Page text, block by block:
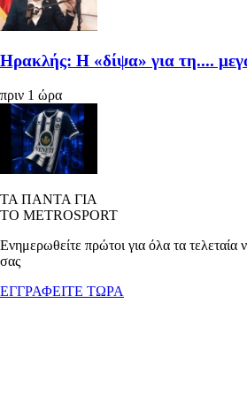
Ηρακλής: Η «δίψα» για τη....
πριν 1 ώρα
ΤΑ ΠΑΝΤΑ ΓΙΑ
ΤΟ METROSPORT
Ενημερωθείτε πρώτοι για όλα τα τελεταία
σας
ΕΓΓΡΑΦΕΙΤΕ ΤΩΡΑ